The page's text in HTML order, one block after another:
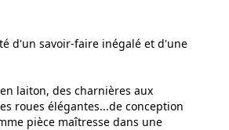
d'un savoir-faire inégalé et d'une
laiton, des charnières aux
roues élégantes...de conception
pièce maîtresse dans une